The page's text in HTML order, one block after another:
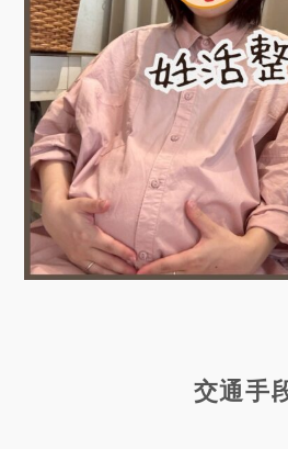
交通手